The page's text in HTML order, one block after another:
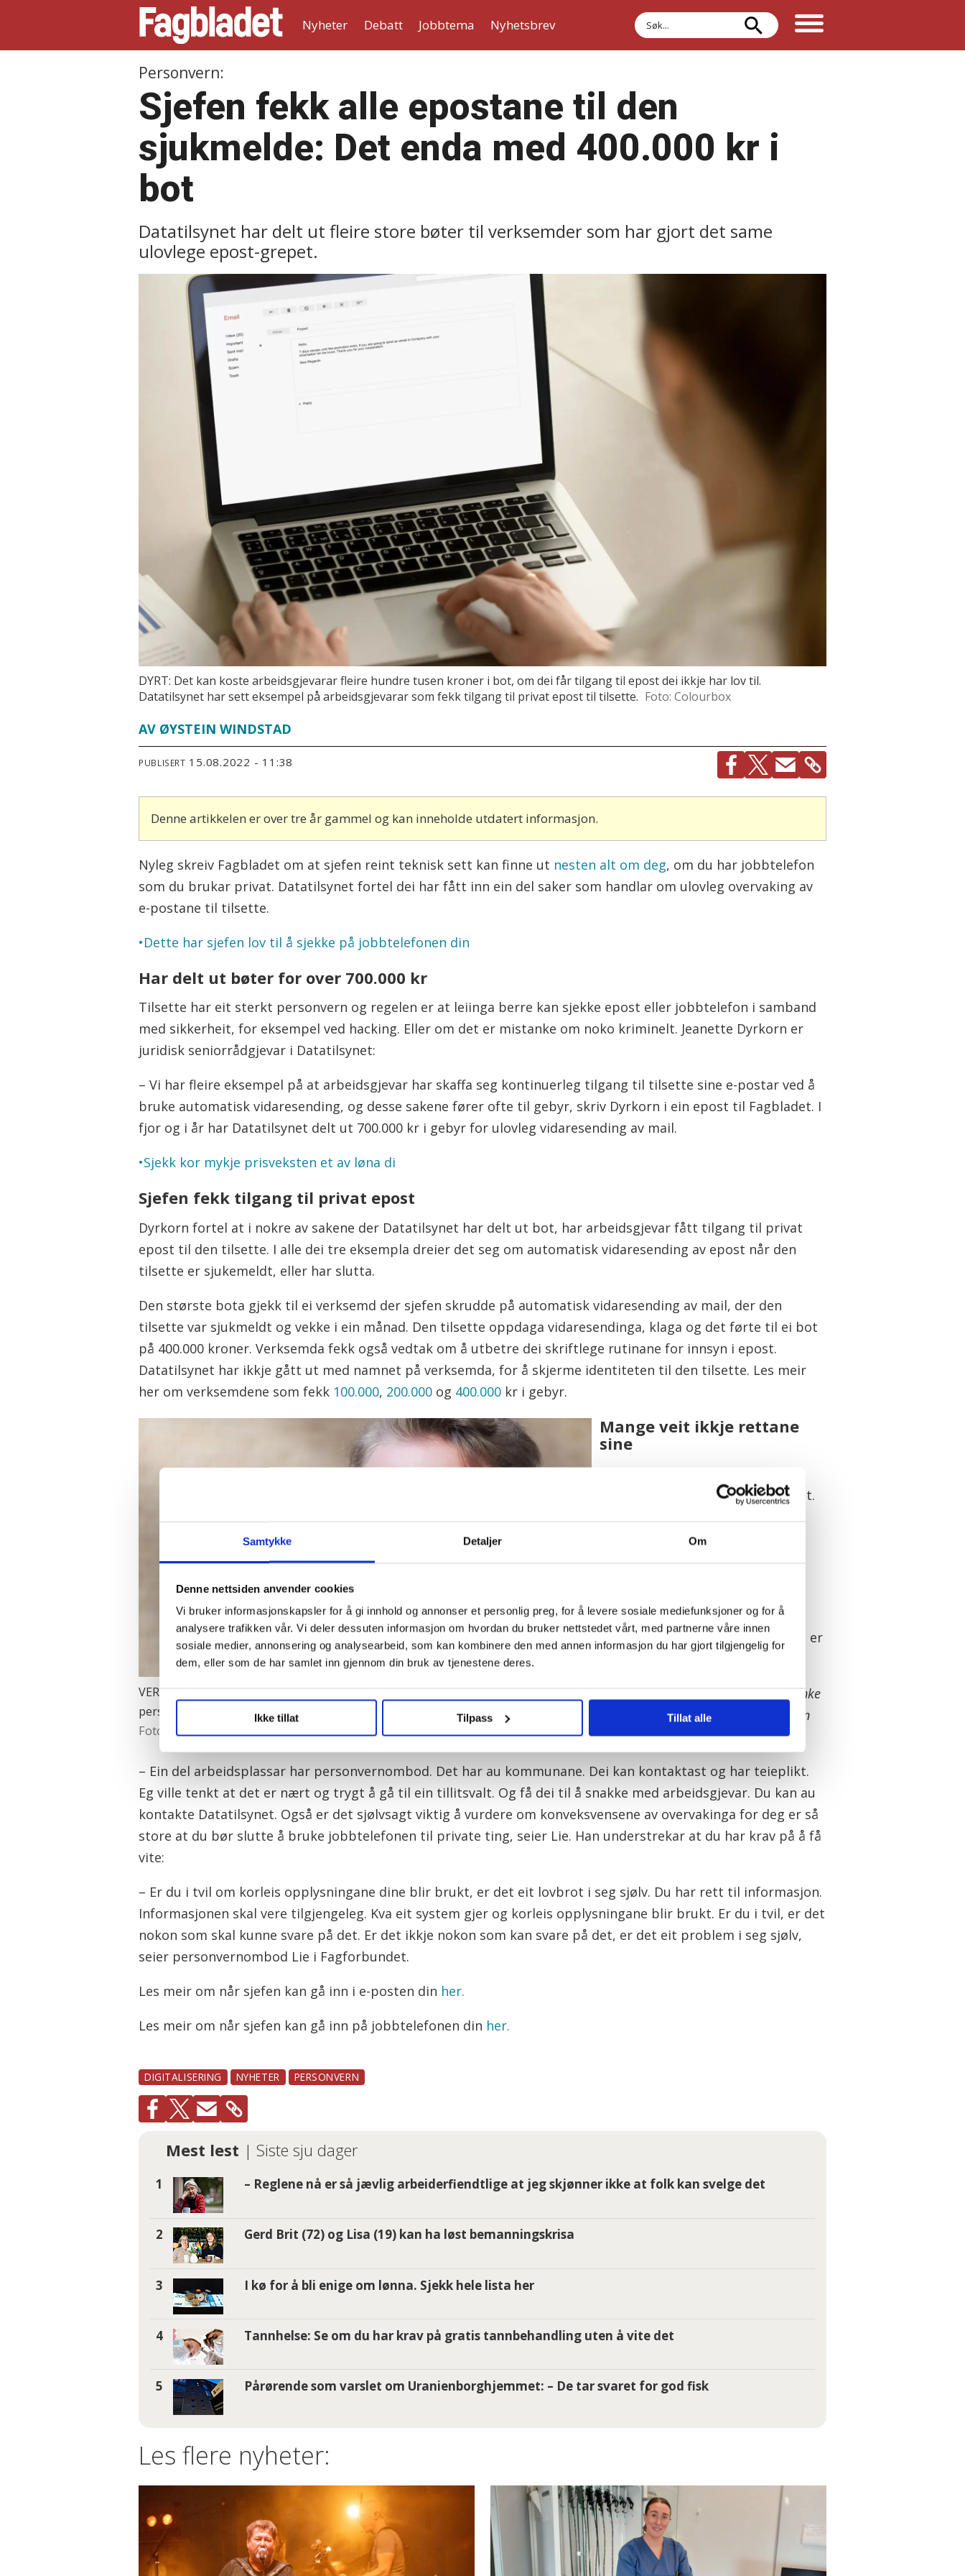
Samtykke Detaljer Om
Denne nettsiden anvender cookies
Vi bruker informasjonskapsler for å gi innhold og annonser et personlig preg, for å levere sosiale mediefunksjoner og for å
analysere trafikken vår. Vi deler dessuten informasjon om hvordan du bruker nettstedet vårt, med partnerne våre innen
sosiale medier, annonsering og analysearbeid, som kan kombinere den med annen informasjon du har gjort tilgjengelig for
dem, eller som de har samlet inn gjennom din bruk av tjenestene deres.
Ikke tillat Tilpass Tillat alle
Nyheter Debatt Jobbtema Nyhetsbrev
Søk
Personvern:
Sjefen fekk alle epostane til den
sjukmelde: Det enda med 400.000 kr i
bot
Datatilsynet har delt ut fleire store bøter til verksemder som har gjort det same
ulovlege epost-grepet.
DYRT: Det kan koste arbeidsgjevarar fleire hundre tusen kroner i bot, om dei får tilgang til epost dei ikkje har lov til.
Datatilsynet har sett eksempel på arbeidsgjevarar som fekk tilgang til privat epost til tilsette. Foto: Colourbox
AV ØYSTEIN WINDSTAD
PUBLISERT 15.08.2022 - 11:38
Denne artikkelen er over tre år gammel og kan inneholde utdatert informasjon.
Nyleg skreiv Fagbladet om at sjefen reint teknisk sett kan finne ut nesten alt om deg, om du har jobbtelefon
som du brukar privat. Datatilsynet fortel dei har fått inn ein del saker som handlar om ulovleg overvaking av
e-postane til tilsette.
•Dette har sjefen lov til å sjekke på jobbtelefonen din
Har delt ut bøter for over 700.000 kr
Tilsette har eit sterkt personvern og regelen er at leiinga berre kan sjekke epost eller jobbtelefon i samband
med sikkerheit, for eksempel ved hacking. Eller om det er mistanke om noko kriminelt. Jeanette Dyrkorn er
juridisk seniorrådgjevar i Datatilsynet:
– Vi har fleire eksempel på at arbeidsgjevar har skaffa seg kontinuerleg tilgang til tilsette sine e-postar ved å
bruke automatisk vidaresending, og desse sakene fører ofte til gebyr, skriv Dyrkorn i ein epost til Fagbladet. I
fjor og i år har Datatilsynet delt ut 700.000 kr i gebyr for ulovleg vidaresending av mail.
•Sjekk kor mykje prisveksten et av løna di
Sjefen fekk tilgang til privat epost
Dyrkorn fortel at i nokre av sakene der Datatilsynet har delt ut bot, har arbeidsgjevar fått tilgang til privat
epost til den tilsette. I alle dei tre eksempla dreier det seg om automatisk vidaresending av epost når den
tilsette er sjukemeldt, eller har slutta.
Den største bota gjekk til ei verksemd der sjefen skrudde på automatisk vidaresending av mail, der den
tilsette var sjukmeldt og vekke i ein månad. Den tilsette oppdaga vidaresendinga, klaga og det førte til ei bot
på 400.000 kroner. Verksemda fekk også vedtak om å utbetre dei skriftlege rutinane for innsyn i epost.
Datatilsynet har ikkje gått ut med namnet på verksemda, for å skjerme identiteten til den tilsette. Les meir
her om verksemdene som fekk 100.000, 200.000 og 400.000 kr i gebyr.
VERN: Eirik Randsborg Lie er personvernombod i Fagforbundet og fortel at
personvernet til tilsette står sterkt. Det er vareteke av både forskrift og GDPR.
Foto: Øystein Windstad
Mange veit ikkje rettane
sine
personvernombod i Fagforbundet.
arbeidstakarar er godt verna i
arbeidsgjevars utstyr og
datasystem. Det betyr ikkje at du er
– Kva skal du gjere om det er mistanke
om ulovleg sjekking av jobbtelefonen
eller epost?
– Ein del arbeidsplassar har personvernombod. Det har au kommunane. Dei kan kontaktast og har teieplikt.
Eg ville tenkt at det er nært og trygt å gå til ein tillitsvalt. Og få dei til å snakke med arbeidsgjevar. Du kan au
kontakte Datatilsynet. Også er det sjølvsagt viktig å vurdere om konveksvensene av overvakinga for deg er så
store at du bør slutte å bruke jobbtelefonen til private ting, seier Lie. Han understrekar at du har krav på å få
vite:
– Er du i tvil om korleis opplysningane dine blir brukt, er det eit lovbrot i seg sjølv. Du har rett til informasjon.
Informasjonen skal vere tilgjengeleg. Kva eit system gjer og korleis opplysningane blir brukt. Er du i tvil, er det
nokon som skal kunne svare på det. Er det ikkje nokon som kan svare på det, er det eit problem i seg sjølv,
seier personvernombod Lie i Fagforbundet.
Les meir om når sjefen kan gå inn i e-posten din her.
Les meir om når sjefen kan gå inn på jobbtelefonen din her.
DIGITALISERING NYHETER PERSONVERN
Mest lest | Siste sju dager
– Reglene nå er så jævlig arbeiderfiendtlige at jeg skjønner ikke at folk kan svelge det
Gerd Brit (72) og Lisa (19) kan ha løst bemanningskrisa
I kø for å bli enige om lønna. Sjekk hele lista her
Tannhelse: Se om du har krav på gratis tannbehandling uten å vite det
Pårørende som varslet om Uranienborghjemmet: – De tar svaret for god fisk
Les flere nyheter: